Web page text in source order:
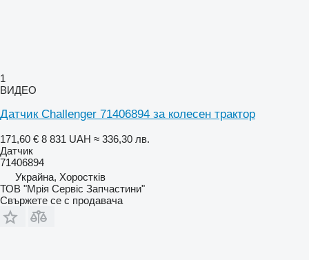
1
ВИДЕО
Датчик Challenger 71406894 за колесен трактор
171,60 € 8 831 UAH ≈ 336,30 лв.
Датчик
71406894
Украйна, Хоростків
ТОВ "Мрія Сервіс Запчастини"
Свържете се с продавача